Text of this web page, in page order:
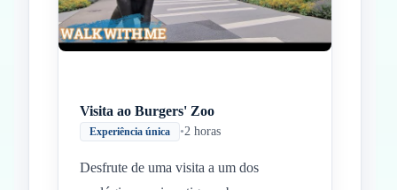
Visita ao Burgers' Zoo
Experiência única •2 horas
Desfrute de uma visita a um dos